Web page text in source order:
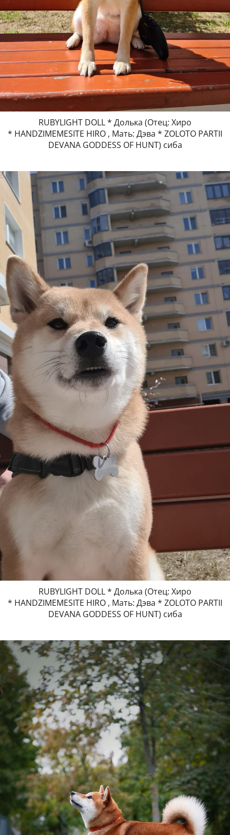
RUBYLIGHT DOLL * Долька (Отец: Хиро
* HANDZIMEMESITE HIRO , Мать: Дэва * ZOLOTO PARTII
DEVANA GODDESS OF HUNT) сиба
RUBYLIGHT DOLL * Долька (Отец: Хиро
* HANDZIMEMESITE HIRO , Мать: Дэва * ZOLOTO PARTII
DEVANA GODDESS OF HUNT) сиба